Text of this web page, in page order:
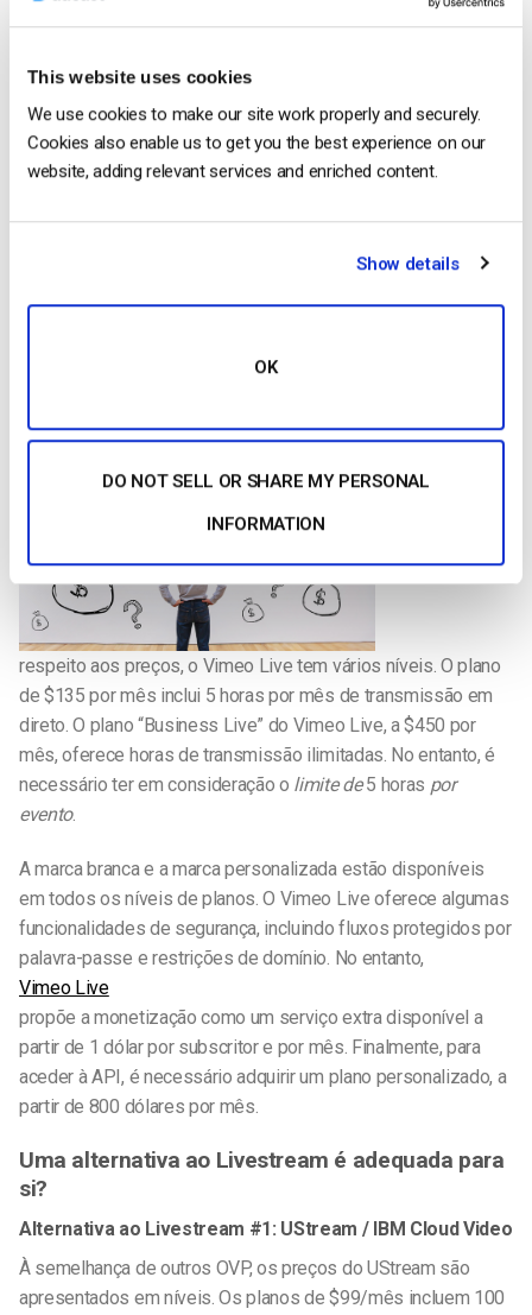
This website uses cookies
We use cookies to make our site work properly and securely.
Cookies also enable us to get you the best experience on our
website, adding relevant services and enriched content.
Show details
OK
DO NOT SELL OR SHARE MY PERSONAL
INFORMATION
pacote completamente personalizado. Note-se, no entanto,
que já está fora do intervalo de preços da maioria das
pequenas e médias empresas.
fornecedor de streaming de
Livestream, uma vez que o Vimeo comprou o Livestream e
Eventualmente, o Livestream tornar-se-á parte do Vimeo.
respeito aos preços, o Vimeo Live tem vários níveis. O plano
de $135 por mês inclui 5 horas por mês de transmissão em
direto. O plano “Business Live” do Vimeo Live, a $450 por
mês, oferece horas de transmissão ilimitadas. No entanto, é
necessário ter em consideração o limite de5 horas por
evento.
A marca branca e a marca personalizada estão disponíveis
em todos os níveis de planos. O Vimeo Live oferece algumas
funcionalidades de segurança, incluindo fluxos protegidos por
palavra-passe e restrições de domínio. No entanto,
Vimeo Live
propõe a monetização como um serviço extra disponível a
partir de 1 dólar por subscritor e por mês. Finalmente, para
aceder à API, é necessário adquirir um plano personalizado, a
partir de 800 dólares por mês.
Uma alternativa ao Livestream é adequada para
si?
Alternativa ao Livestream #1: UStream / IBM Cloud Video
À semelhança de outros OVP, os preços do UStream são
apresentados em níveis. Os planos de $99/mês incluem 100